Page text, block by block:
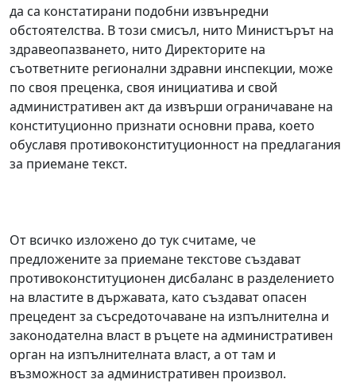
да са констатирани подобни извънредни
обстоятелства. В този смисъл, нито Министърът на
здравеопазването, нито Директорите на
съответните регионални здравни инспекции, може
по своя преценка, своя инициатива и свой
административен акт да извърши ограничаване на
конституционно признати основни права, което
обуславя противоконституционност на предлагания
за приемане текст.
От всичко изложено до тук считаме, че
предложените за приемане текстове създават
противоконституционен дисбаланс в разделението
на властите в държавата, като създават опасен
прецедент за съсредоточаване на изпълнителна и
законодателна власт в ръцете на административен
орган на изпълнителната власт, а от там и
възможност за административен произвол.